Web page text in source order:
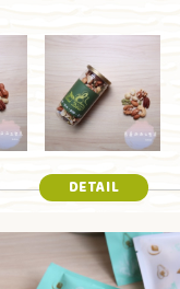
DETAIL